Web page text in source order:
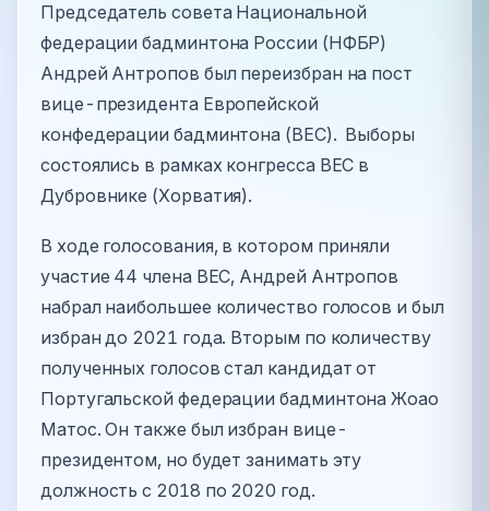
Председатель совета Национальной
федерации бадминтона России (НФБР)
Андрей Антропов был переизбран на пост
вице-президента Европейской
конфедерации бадминтона (BEC). Выборы
состоялись в рамках конгресса ВЕС в
Дубровнике (Хорватия).
В ходе голосования, в котором приняли
участие 44 члена BEC, Андрей Антропов
набрал наибольшее количество голосов и был
избран до 2021 года. Вторым по количеству
полученных голосов стал кандидат от
Португальской федерации бадминтона Жоао
Матос. Он также был избран вице-
президентом, но будет занимать эту
должность с 2018 по 2020 год.